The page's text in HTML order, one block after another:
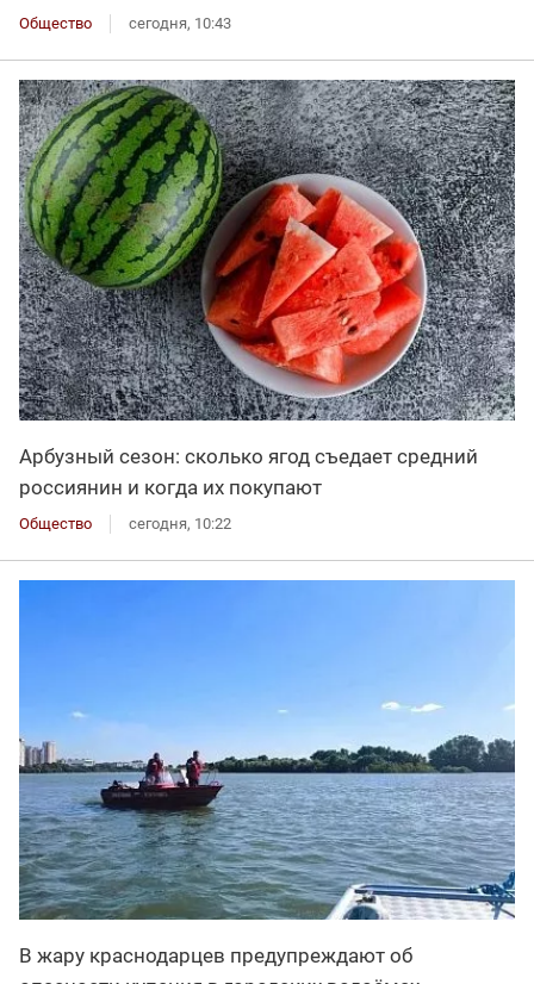
Общество сегодня, 10:43
Арбузный сезон: сколько ягод съедает средний
россиянин и когда их покупают
Общество сегодня, 10:22
В жару краснодарцев предупреждают об